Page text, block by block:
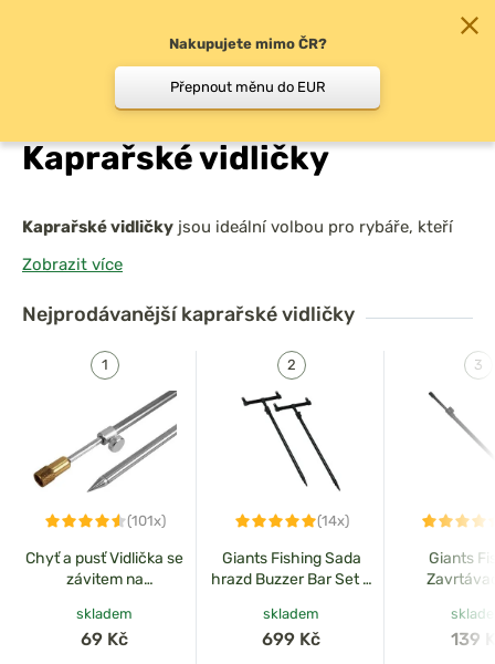
Druh rybolovu
Kaprařské vidličky
Kaprařské vidličky jsou ideální volbou pro rybáře, kteří
hledají jednoduché, lehké a stabilní řešení pro uchycení
nastavení a jsou vhodné prorůzné terény. Díky
podle potřeby.
Zobrazit více
Nejprodávanějšíkaprařské vidličky
(101x)
Chyť a pusť Vidlička se
závitem na
teleskopická
skladem
69 Kč
(14x)
Giants Fishing Sada
hrazd Buzzer Bar Set 2
skladem
699 Kč
Giants
139
Nakupujete mimo ČR?
Přepnout měnu do EUR